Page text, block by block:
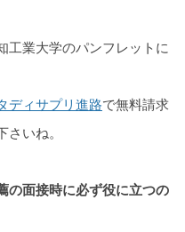
工業大学のパンフレットに
ディサプリ進路で無料請求
いね。
の面接時に必ず役に立つの